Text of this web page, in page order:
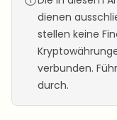
dienen
stellen keine
verbunden.
durch.